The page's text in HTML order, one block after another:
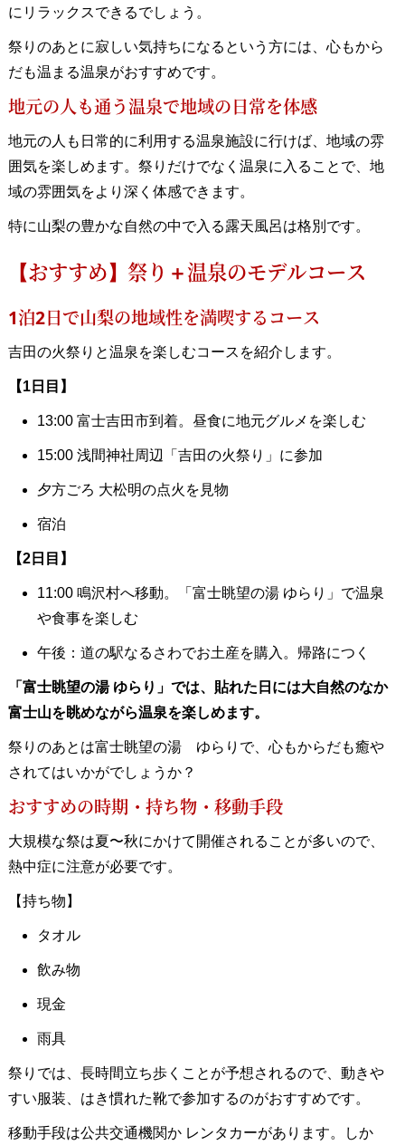
にリラックスできるでしょう。
祭りのあとに寂しい気持ちになるという方には、心もから
だも温まる温泉がおすすめです。
地元の人も通う温泉で地域の日常を体感
地元の人も日常的に利用する温泉施設に行けば、地域の雰
囲気を楽しめます。祭りだけでなく温泉に入ることで、地
域の雰囲気をより深く体感できます。
特に山梨の豊かな自然の中で入る露天風呂は格別です。
【おすすめ】祭り＋温泉のモデルコース
1泊2日で山梨の地域性を満喫するコース
吉田の火祭りと温泉を楽しむコースを紹介します。
【1日目】
13:00 富士吉田市到着。昼食に地元グルメを楽しむ
15:00 浅間神社周辺「吉田の火祭り」に参加
夕方ごろ 大松明の点火を見物
宿泊
【2日目】
11:00 鳴沢村へ移動。「富士眺望の湯 ゆらり」で温泉
や食事を楽しむ
午後：道の駅なるさわでお土産を購入。帰路につく
「富士眺望の湯 ゆらり」では、貼れた日には大自然のなか
富士山を眺めながら温泉を楽しめます。
祭りのあとは富士眺望の湯 ゆらりで、心もからだも癒や
されてはいかがでしょうか？
おすすめの時期・持ち物・移動手段
大規模な祭は夏〜秋にかけて開催されることが多いので、
熱中症に注意が必要です。
【持ち物】
タオル
飲み物
現金
雨具
祭りでは、長時間立ち歩くことが予想されるので、動きや
すい服装、はき慣れた靴で参加するのがおすすめです。
移動手段は公共交通機関か レンタカーがあります。しか